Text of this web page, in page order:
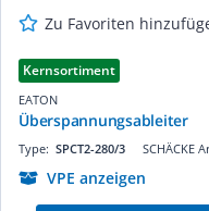
Zu Favoriten
Kernsortiment
EATON
Überspannungsableiter
SCHÄCKE
Type: SPCT2-280/3
VPE anzeigen